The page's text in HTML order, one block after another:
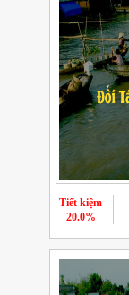
Tiết kiệm
20.0%